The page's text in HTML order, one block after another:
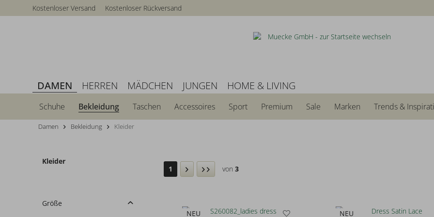
Kostenloser Versand Kostenloser Rückversand
DAMEN HERREN MÄDCHEN JUNGEN HOME & LIVING
Schuhe Bekleidung Taschen Accessoires Sport Premium Sale Marken Trends &
Damen Bekleidung Kleider
Kleider
Größe
1 von3
NEU NEU